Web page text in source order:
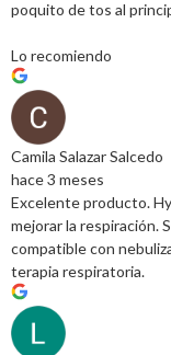
poquito de tos al
Lo recomiendo
Camila Salazar Salcedo
hace 3 meses
Excelente producto.
mejorar la respiración.
compatible con
terapia respiratoria.